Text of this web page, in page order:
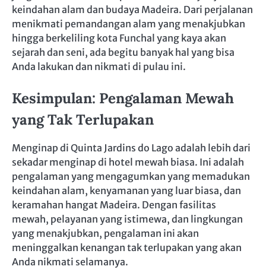
keindahan alam dan budaya Madeira. Dari perjalanan
menikmati pemandangan alam yang menakjubkan
hingga berkeliling kota Funchal yang kaya akan
sejarah dan seni, ada begitu banyak hal yang bisa
Anda lakukan dan nikmati di pulau ini.
Kesimpulan: Pengalaman Mewah
yang Tak Terlupakan
Menginap di Quinta Jardins do Lago adalah lebih dari
sekadar menginap di hotel mewah biasa. Ini adalah
pengalaman yang mengagumkan yang memadukan
keindahan alam, kenyamanan yang luar biasa, dan
keramahan hangat Madeira. Dengan fasilitas
mewah, pelayanan yang istimewa, dan lingkungan
yang menakjubkan, pengalaman ini akan
meninggalkan kenangan tak terlupakan yang akan
Anda nikmati selamanya.